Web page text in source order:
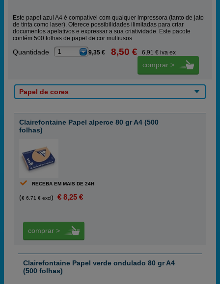
Este papel azul A4 é compatível com qualquer impressora (tanto de jato
de tinta como laser). Oferece possibilidades ilimitadas para criar
documentos apelativos e expressar a sua criatividade. Este pacote
contém 500 folhas de papel de cor multiusos.
Quantidade 1 9,35 € 8,50 € 6,91 € iva ex
comprar >
Papel de cores
Clairefontaine Papel alperce 80 gr A4 (500
folhas)
RECEBA EM MAIS DE 24H
(€ 6,71 € excl) € 8,25 €
comprar >
Clairefontaine Papel verde ondulado 80 gr A4
(500 folhas)